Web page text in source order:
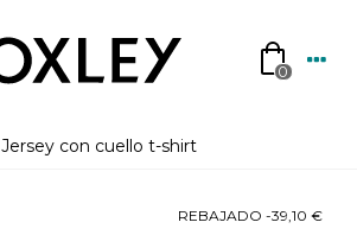
0
Jersey con cuello t-shirt
REBAJADO -39,10 €